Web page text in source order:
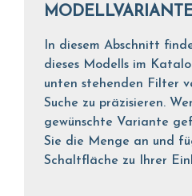
In diesem Abschnitt
dieses Modells im
unten stehenden Filter
Suche zu präzisieren.
gewünschte Variante
Sie die Menge an und
Schaltfläche zu Ihrer